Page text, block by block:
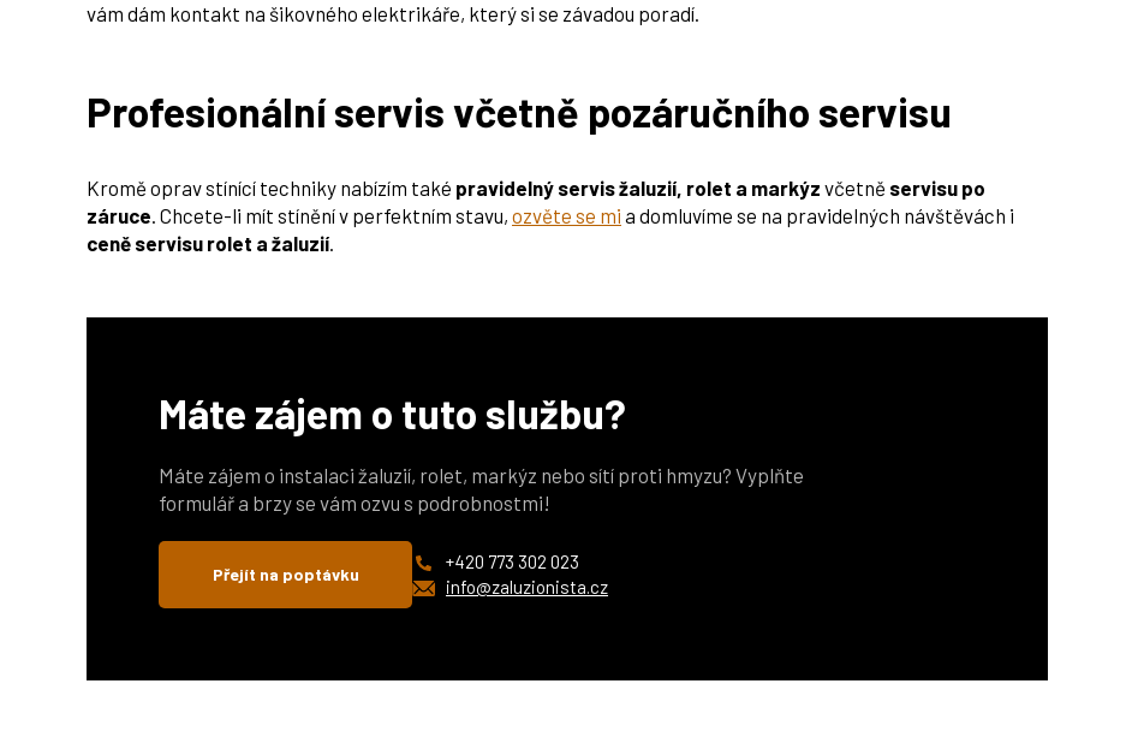
vám dám kontakt na šikovného elektrikáře, který si se závadou poradí.
Profesionální servis včetně pozáručního servisu
Kromě oprav stínící techniky nabízím také pravidelný servis žaluzií, rolet a markýz včetně servisu po
záruce. Chcete-li mít stínění v perfektním stavu, ozvěte se mi a domluvíme se na pravidelných návštěvách i
ceně servisu rolet a žaluzií.
Máte zájem o tuto službu?
Máte zájem o instalaci žaluzií, rolet, markýz nebo sítí proti hmyzu? Vyplňte
formulář a brzy se vám ozvu s podrobnostmi!
Přejít na poptávku
+420 773 302 023
info@zaluzionista.cz